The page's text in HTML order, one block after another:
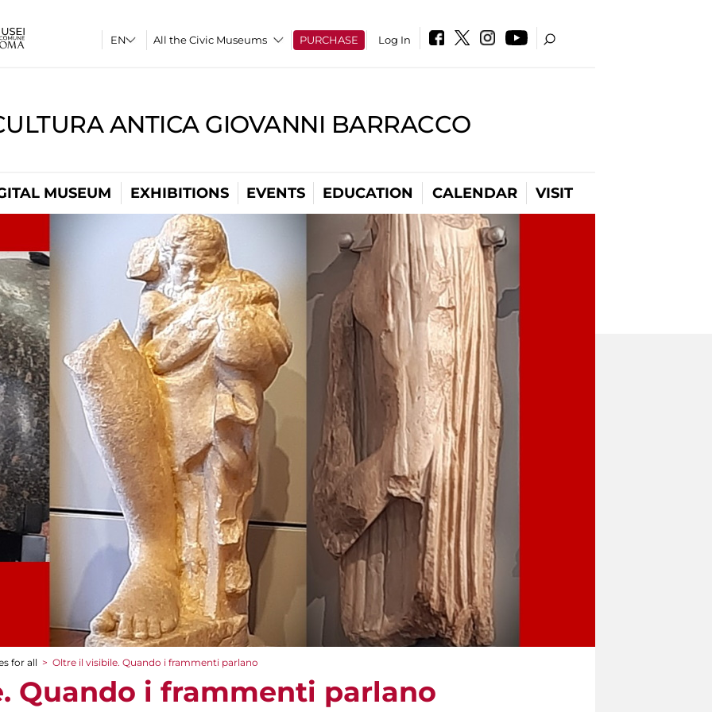
All the Civic Museums PURCHASE Log In
ANTICA GIOVANNI BARRACCO
MUSEUM EXHIBITIONS EVENTS EDUCATION CALENDAR VISIT
for all > Oltre il visibile. Quando i frammenti parlano
Quando i frammenti parlano